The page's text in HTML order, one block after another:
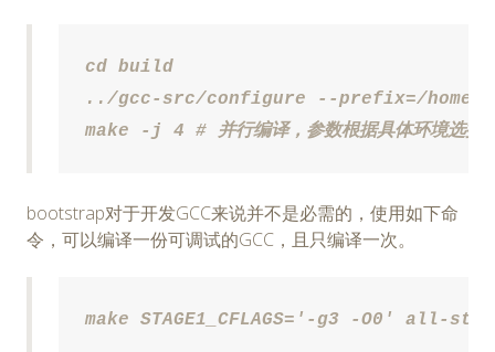
cd build
../gcc-src/configure --prefix=/home/
make -j 4 # 并行编译，参数根据具体环境选择
bootstrap对于开发GCC来说并不是必需的，使用如下命
令，可以编译一份可调试的GCC，且只编译一次。
make STAGE1_CFLAGS='-g3 -O0' all-